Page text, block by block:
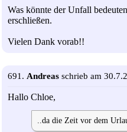
Was könnte der Unfall
erschließen.
Vielen Dank vorab!!
691. Andreas schrieb am
Hallo Chloe,
..da die Zeit vor dem